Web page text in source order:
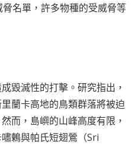
名單，許多物種的受威脅等
毀滅性的打擊。研究指出，
蘭卡高地的鳥類群落將被迫
而，島嶼的山峰高度有限，
鶇與帕氏短翅鶯（Sri